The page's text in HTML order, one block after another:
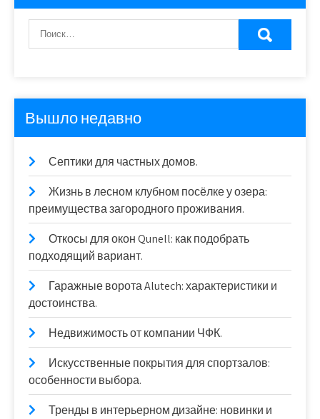
Вышло недавно
Септики для частных домов.
Жизнь в лесном клубном посёлке у озера:
преимущества загородного проживания.
Откосы для окон Qunell: как подобрать
подходящий вариант.
Гаражные ворота Alutech: характеристики и
достоинства.
Недвижимость от компании ЧФК.
Искусственные покрытия для спортзалов:
особенности выбора.
Тренды в интерьерном дизайне: новинки и